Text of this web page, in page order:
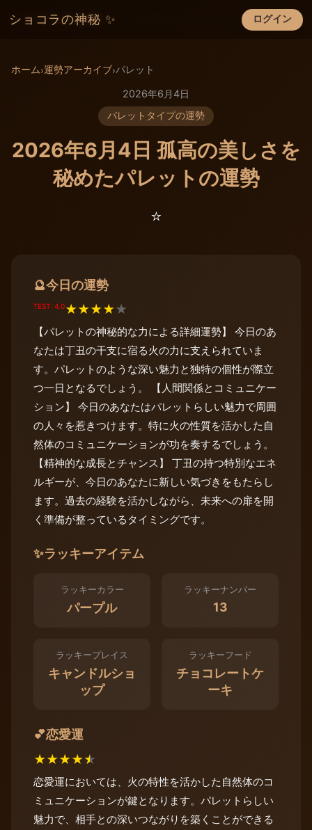
ショコラの神秘 ✨ ログイン
×
ホーム›運勢アーカイブ›パレット
2026年6月4日
パレットタイプの運勢
2026年6月4日 孤高の美しさを
秘めたパレットの運勢
⭐️
🔮今日の運勢
TEST: 4.0★★★★★
【パレットの神秘的な力による詳細運勢】 今日のあ
なたは丁丑の干支に宿る火の力に支えられていま
す。パレットのような深い魅力と独特の個性が際立
つ一日となるでしょう。 【人間関係とコミュニケー
ション】 今日のあなたはパレットらしい魅力で周囲
の人々を惹きつけます。特に火の性質を活かした自
然体のコミュニケーションが功を奏するでしょう。
【精神的な成長とチャンス】 丁丑の持つ特別なエネ
ルギーが、今日のあなたに新しい気づきをもたらし
ます。過去の経験を活かしながら、未来への扉を開
く準備が整っているタイミングです。
✨ラッキーアイテム
ラッキーカラー
パープル
ラッキーナンバー
13
ラッキープレイス
キャンドルショ
ップ
ラッキーフード
チョコレートケ
ーキ
💕恋愛運
★★★★★
恋愛運においては、火の特性を活かした自然体のコ
ミュニケーションが鍵となります。パレットらしい
魅力で、相手との深いつながりを築くことができる